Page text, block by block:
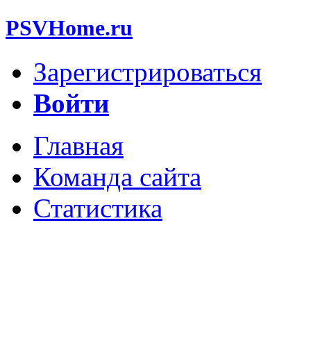
PSVHome.ru
Зарегистрироваться
Войти
Главная
Команда сайта
Статистика